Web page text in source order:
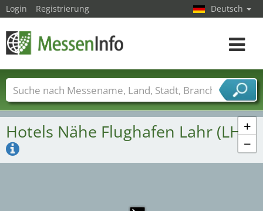
+
−
Hotels Nähe Flughafen Lahr (LHA)
Login Registrierung Deutsch
Toggle
Messenamen Länder Städte
Branchen
Dienstleisterbranchen